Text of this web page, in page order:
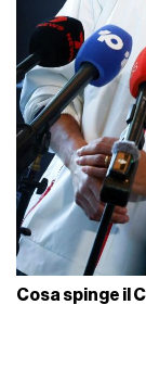
Cosa spinge il